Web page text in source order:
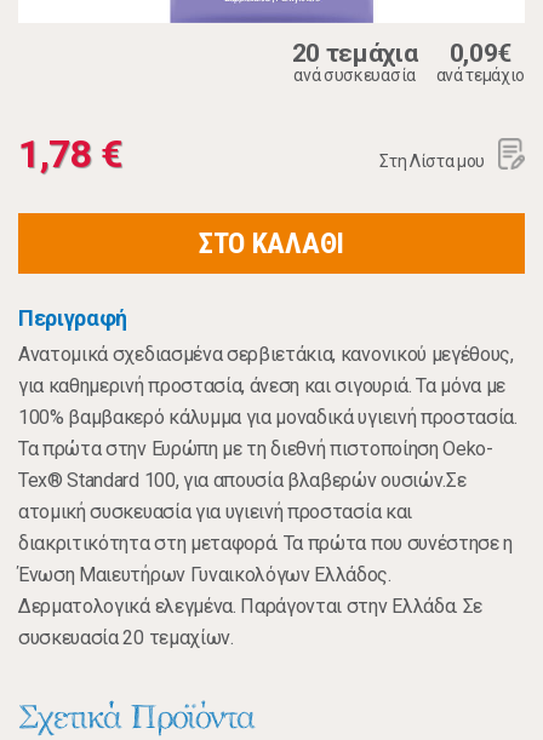
20 τεμάχια
ανά συσκευασία
0,09€
ανά τεμάχιο
1,78 € Στη Λίστα μου
ΣΤΟ ΚΑΛΑΘΙ
Περιγραφή
Ανατομικά σχεδιασμένα σερβιετάκια, κανονικού μεγέθους,
για καθημερινή προστασία, άνεση και σιγουριά. Τα μόνα με
100% βαμβακερό κάλυμμα για μοναδικά υγιεινή προστασία.
Τα πρώτα στην Ευρώπη με τη διεθνή πιστοποίηση Oeko-
Tex® Standard 100, για απουσία βλαβερών ουσιών.Σε
ατομική συσκευασία για υγιεινή προστασία και
διακριτικότητα στη μεταφορά. Τα πρώτα που συνέστησε η
Ένωση Μαιευτήρων Γυναικολόγων Ελλάδος.
Δερματολογικά ελεγμένα. Παράγονται στην Ελλάδα. Σε
συσκευασία 20 τεμαχίων.
Σχετικά Προϊόντα